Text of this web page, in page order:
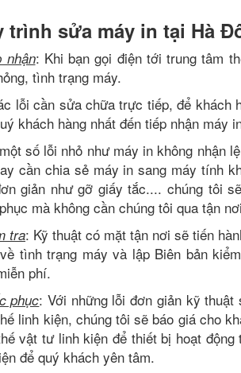
trình sửa máy in tại Hà
nhận: Khi bạn gọi điện tới trung tâm
tình trạng máy.
lỗi cần sửa chữa trực tiếp, để khách
khách hàng nhất đến tiếp nhận máy
số lỗi nhỏ như máy in không nhận
cần chia sẻ máy in sang máy tính
giản như gỡ giấy tắc.... chúng tôi
mà không cần chúng tôi qua tận
tra: Kỹ thuật có mặt tận nơi sẽ tiến
tình trạng máy và lập Biên bản
phí.
phục: Với những lỗi đơn giản kỹ
linh kiện, chúng tôi sẽ báo giá cho
vật tư linh kiện để thiết bị hoạt
để quý khách yên tâm.